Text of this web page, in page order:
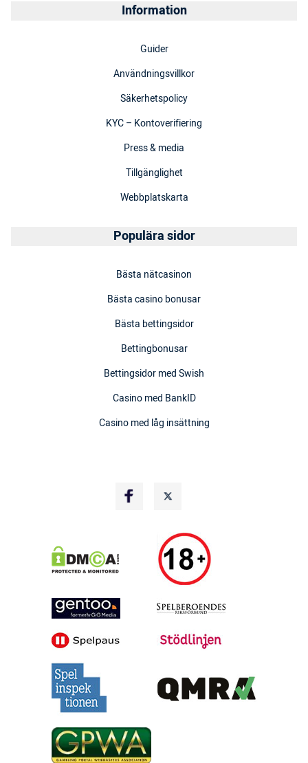
Information
Guider
Användningsvillkor
Säkerhetspolicy
KYC – Kontoverifiering
Press & media
Tillgänglighet
Webbplatskarta
Populära sidor
Bästa nätcasinon
Bästa casino bonusar
Bästa bettingsidor
Bettingbonusar
Bettingsidor med Swish
Casino med BankID
Casino med låg insättning